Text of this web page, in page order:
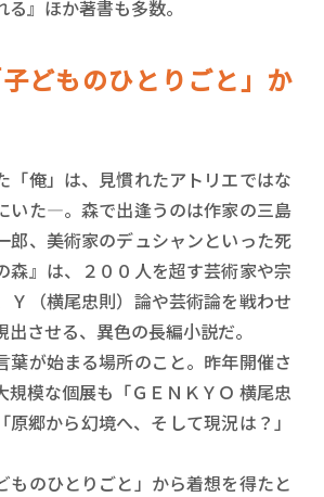
』ほか著書も多数。
どものひとりごと」か
「俺」は、見慣れたアトリエではな
いた―。森で出逢うのは作家の三島
郎、美術家のデュシャンといった死
森』は、２００人を超す芸術家や宗
Ｙ（横尾忠則）論や芸術論を戦わせ
させる、異色の長編小説だ。
葉が始まる場所のこと。昨年開催さ
規模な個展も「ＧＥＮＫＹＯ 横尾忠
原郷から幻境へ、そして現況は？」
ものひとりごと」から着想を得たと